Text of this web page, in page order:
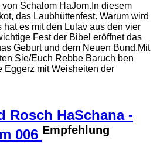
Schalom HaJom.In diesem
das Laubhüttenfest. Warum wird
hat es mit den Lulav aus den vier
Fest der Bibel eröffnet das
Geburt und dem Neuen Bund.Mit
Sie/Euch Rebbe Baruch ben
Eggerz mit Weisheiten der
Rosch HaSchana -
006 Empfehlung